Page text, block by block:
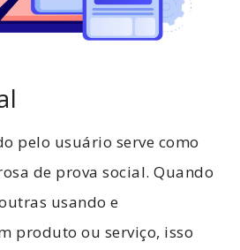
pelo usuário serve como
de prova social. Quando
usando e
produto ou serviço, isso